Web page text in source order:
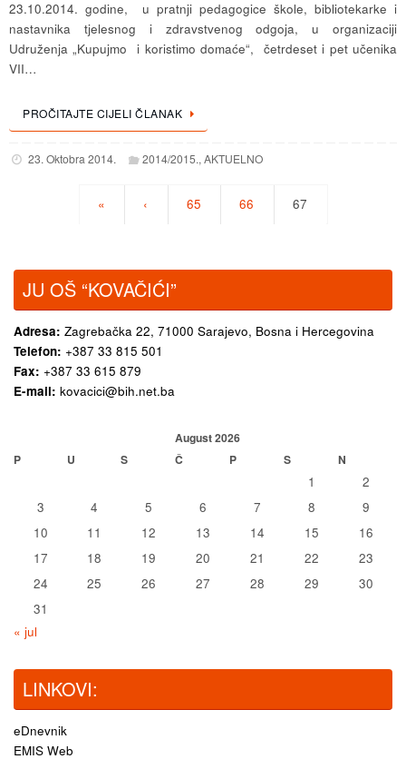
23.10.2014. godine, u pratnji pedagogice škole, bibliotekarke i
nastavnika tjelesnog i zdravstvenog odgoja, u organizaciji
Udruženja „Kupujmo i koristimo domaće“, četrdeset i pet učenika
VII…
PROČITAJTE CIJELI ČLANAK
23. Oktobra 2014. 2014/2015.,AKTUELNO
« ‹ 65 66 67
JU OŠ “KOVAČIĆI”
Adresa: Zagrebačka 22, 71000 Sarajevo, Bosna i Hercegovina
Telefon: +387 33 815 501
Fax: +387 33 615 879
E-mail: kovacici@bih.net.ba
August 2026
P
U S Č P S N
1
2
3
4 5 6 7 8
9
10
11 12 13 14 15
16
17
18 19 20 21 22
23
24
25 26 27 28 29
30
31
« jul
LINKOVI:
eDnevnik
EMIS Web